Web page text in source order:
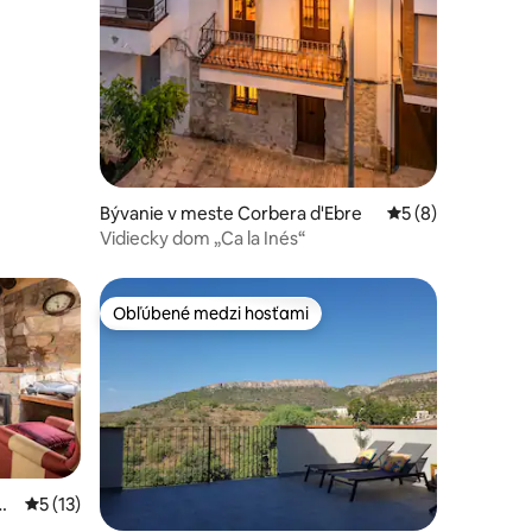
Bývanie v meste Corbera d'Ebre Priemerné
5 (8)
Vidiecky dom „Ca la Inés“
50
Priemerné ohodnotenie 5 z 5, počet hodnotení: 13
5 (13)
Obľúbené medzi hosťami
Obľúbené medzi hosťami